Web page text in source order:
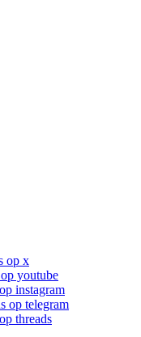
op x
youtube
instagram
op telegram
threads